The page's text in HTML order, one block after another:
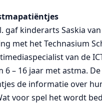
gaf kinderarts Saskia
met het Technasium
van de
6 – 16 jaar met astma.
de informatie over
voor spel het wordt